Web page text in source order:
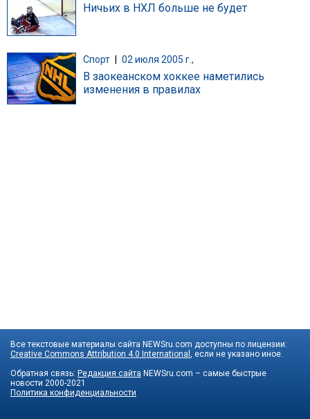
Ничьих в НХЛ больше не будет
Спорт 02 июля 2005 г.,
В заокеанском хоккее наметились
изменения в правилах
Все текстовые материалы сайта NEWSru.com доступны по лицензии:
Creative Commons Attribution 4.0 International , если не указано иное.
Обратная связь: Редакция сайта NEWSru.com – самые быстрые
новости 2000-2021
Политика конфиденциальности